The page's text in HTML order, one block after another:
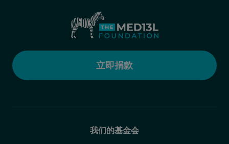
立即捐款
我们的基金会